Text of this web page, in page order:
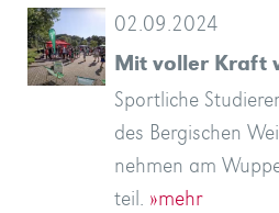
02.09.2024
Mit voller Kraft
Sportliche
des Bergischen
nehmen am
teil. »mehr